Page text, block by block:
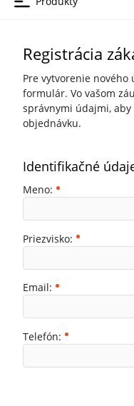
Registrácia
Pre vytvorenie
formulár. Vo vašom
správnymi údajmi,
objednávku.
Identifikačné
Meno:
Priezvisko:
Email:
Telefón: